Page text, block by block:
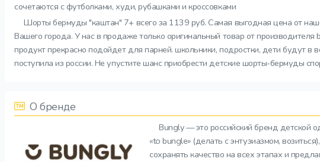
сочетаются с футболками, худи, рубашками и кроссовками
Шорты бермуды "каштан" 7+ всего за 1139 руб. Самая выгодная цена от
Вашего города. У нас в продаже только оригинальный товар от
продукт прекрасно подойдет для парней. школьники, подростки, дети будут
поступила из россии. Не упустите шанс приобрести детские шорты-бермуды
О бренде
Bungly — это российский бренд детской
«to bungle» (делать с энтузиазмом,
сохранять качество на всех этапах и